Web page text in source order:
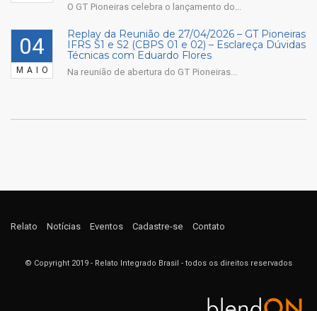
O GT Pioneiras celebra o lançamento do...
04
MAIO
Replay da Reunião de 27/04/2026 – GT Pioneiras
IFRS S1 e S2 (CBPS 01 e 02) – Esclareça Dúvidas
Técnicas com Eduardo Flores
Na reunião de abertura do GT Pioneiras...
Relato Notícias Eventos Cadastre-se Contato
© Copyright 2019 - Relato Integrado Brasil - todos os direitos reservados